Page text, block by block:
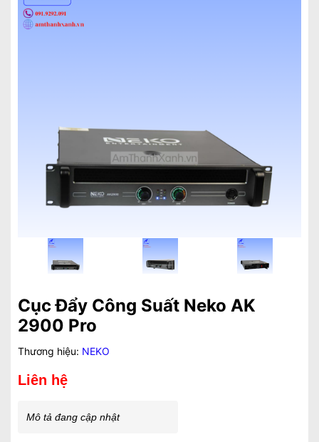
Cục Đẩy Công Suất Neko AK
2900 Pro
Thương hiệu: NEKO
Liên hệ
Mô tả đang cập nhật